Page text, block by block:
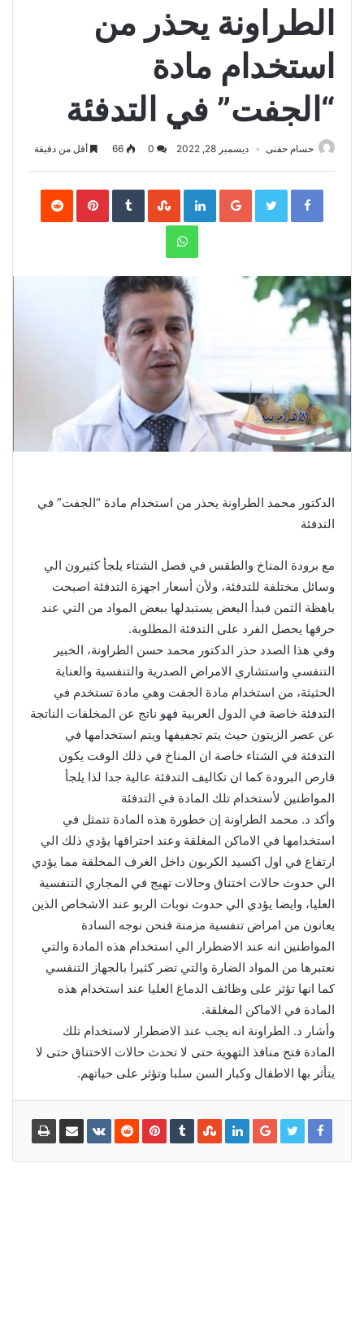
الطراونة يحذر من
استخدام مادة
“الجفت” في التدفئة
حسام حفنى ديسمبر 28, 2022 66 أقل من دقيقة
Facebook
Twitter
Google+
LinkedIn
Pinterest
WhatsApp
الدكتور محمد الطراونة يحذر من استخدام مادة “الجفت” في
التدفئة
مع برودة المناخ والطقس في فصل الشتاء يلجأ كثيرون الي
وسائل مختلفة للتدفئة، ولأن أسعار اجهزة التدفئة اصبحت
باهظة الثمن فبدأ البعض يستبدلها ببعض المواد من التي عند
حرقها يحصل الفرد على التدفئة المطلوبة.
وفي هذا الصدد حذر الدكتور محمد حسن الطراونة، الخبير
التنفسي واستشاري الامراض الصدرية والتنفسية والعناية
الحثيثة، من استخدام مادة الجفت وهي مادة تستخدم في
التدفئة خاصة في الدول العربية فهو ناتج عن المخلفات الناتجة
عن عصر الزيتون حيث يتم تجفيفها ويتم استخدامها في
التدفئة في الشتاء خاصة ان المناخ في ذلك الوقت يكون
قارص البرودة كما ان تكاليف التدفئة عالية جدا لذا يلجأ
المواطنين لأستخدام تلك المادة في التدفئة
وأكد د. محمد الطراونة إن خطورة هذه المادة تتمثل في
استخدامها في الاماكن المغلقة وعند احتراقها يؤدي ذلك الي
ارتفاع في اول اكسيد الكربون داخل الغرف المخلقة مما يؤدي
الي حدوث حالات اختناق وحالات تهيج في المجاري التنفسية
العليا، وايضا يؤدي الي حدوث نوبات الربو عند الاشخاص الذين
يعانون من امراض تنفسية مزمنة فنحن نوجه السادة
المواطنين انه عند الاضطرار الي استخدام هذه المادة والتي
نعتبرها من المواد الضارة والتي تضر كثيرا بالجهاز التنفسي
كما انها تؤثر على وظائف الدماغ العليا عند استخدام هذه
المادة في الاماكن المغلقة.
وأشار د. الطراونة انه يجب عند الاضطرار لاستخدام تلك
المادة فتح منافذ التهوية حتى لا تحدث حالات الاختناق حتى لا
يتأثر بها الاطفال وكبار السن سلبا وتؤثر على حياتهم.